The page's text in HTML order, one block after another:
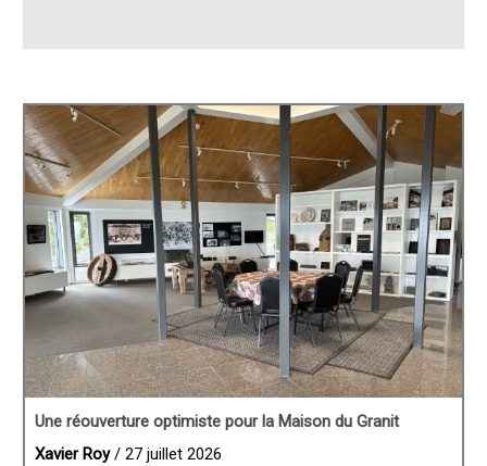
Une réouverture optimiste pour la Maison du Granit
Xavier Roy / 27 juillet 2026